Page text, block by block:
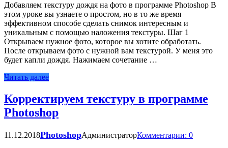
Добавляем текстуру дождя на фото в программе Photoshop В
этом уроке вы узнаете о простом, но в то же время
эффективном способе сделать снимок интересным и
уникальным с помощью наложения текстуры. Шаг 1
Открываем нужное фото, которое вы хотите обработать.
После открываем фото с нужной вам текстурой. У меня это
будет капли дождя. Нажимаем сочетание …
Читать далее
Корректируем текстуру в программе
Photoshop
11.12.2018PhotoshopАдминистраторКомментарии: 0